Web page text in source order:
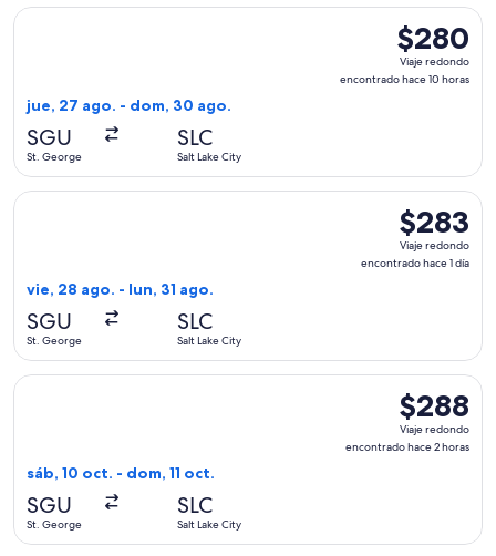
$280
Viaje
redondo,
horas
$280
Viaje redondo
encontrado hace 10 horas
jue, 27 ago. - dom, 30 ago.
SGU
St. George
SLC
Salt Lake City
Seleccionar vuelo de United, con salida el jue, 27 ago.
$283
Viaje
redondo,
día
$283
Viaje redondo
encontrado hace 1 día
vie, 28 ago. - lun, 31 ago.
SGU
St. George
SLC
Salt Lake City
Seleccionar vuelo de United, con salida el vie, 28 ago.
$288
Viaje
redondo,
horas
$288
Viaje redondo
encontrado hace 2 horas
sáb, 10 oct. - dom, 11 oct.
SGU
St. George
SLC
Salt Lake City
Seleccionar vuelo de Delta, con salida el sáb, 10 oct.